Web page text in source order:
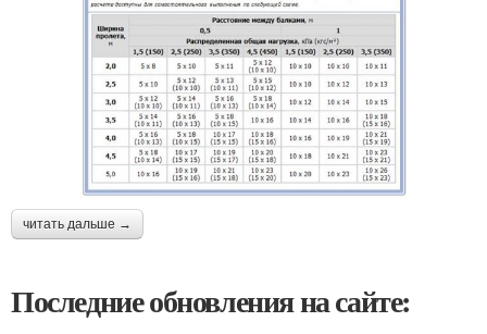
читать дальше →
Последние обновления на сайте: